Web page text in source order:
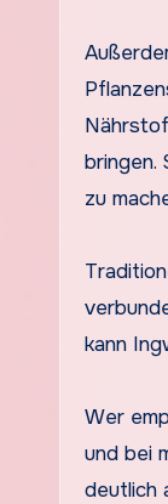
bringen.
zu
kann
Wer
und bei
deutlich